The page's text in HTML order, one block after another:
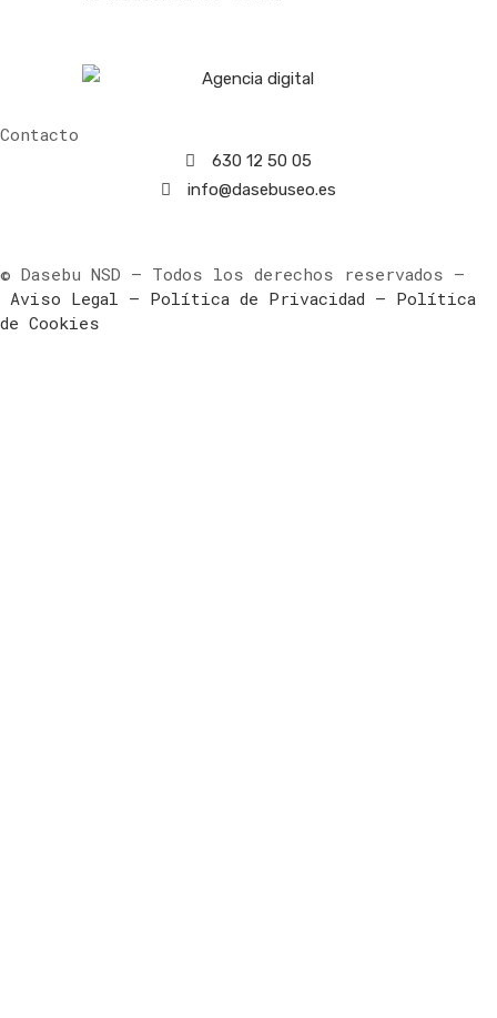
Contacto
630 12 50 05
info@dasebuseo.es
© Dasebu NSD – Todos los derechos reservados –
Aviso Legal – Política de Privacidad – Política
de Cookies